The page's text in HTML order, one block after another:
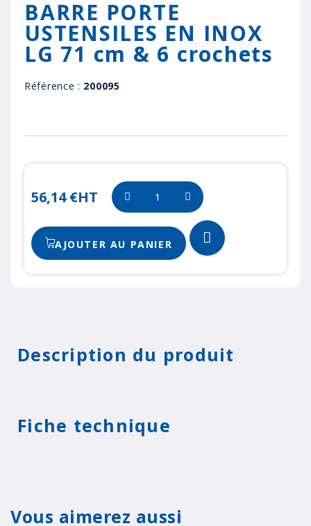
BARRE PORTE
USTENSILES EN INOX
LG 71 cm & 6 crochets
Référence : 200095
56,14 €HT
AJOUTER AU PANIER
Description du produit
Fiche technique
Vous aimerez aussi